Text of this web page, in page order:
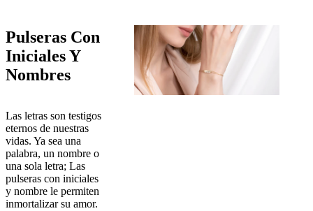
Pulseras Con
Iniciales Y
Nombres
Las letras son testigos
eternos de nuestras
vidas. Ya sea una
palabra, un nombre o
una sola letra; Las
pulseras con iniciales
y nombre le permiten
inmortalizar su amor.